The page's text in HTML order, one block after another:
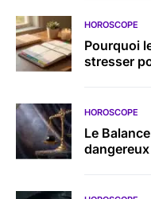
HOROSCOPE
Pourquoi
stresser
HOROSCOPE
Le